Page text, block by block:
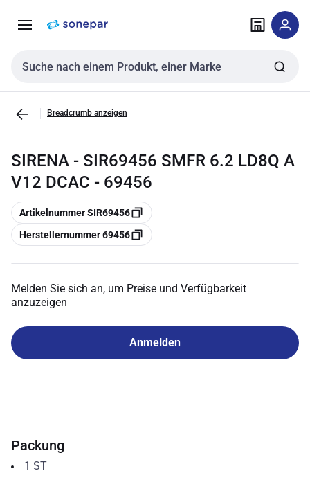
NavigationInhalt
Sucheingabe
Breadcrumb anzeigen
SIRENA - SIR69456 SMFR 6.2 LD8Q A
V12 DCAC - 69456
Kopieren
Artikelnummer SIR69456
Kopieren
Herstellernummer 69456
Melden Sie sich an, um Preise und Verfügbarkeit
anzuzeigen
Anmelden
Packung
1 ST